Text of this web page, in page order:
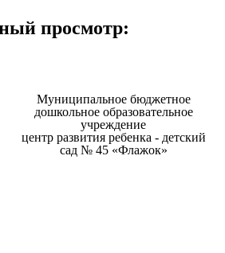
просмотр:
Муниципальное бюджетное
дошкольное образовательное
учреждение
центр развития ребенка - детский
сад № 45 «Флажок»